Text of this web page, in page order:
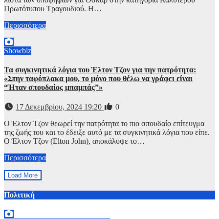
Πρωτότυπου Τραγουδιού. Η…
Περισσότερα
Showbiz
Τα συγκινητικά λόγια του Έλτον Τζον για την πατρότητα:
«Στην ταφόπλακα μου, το μόνο που θέλω να γράφει είναι
“Ήταν σπουδαίος μπαμπάς”»
17 Δεκεμβρίου, 2024 19:20
0
Ο Έλτον Τζον θεωρεί την πατρότητα το πιο σπουδαίο επίτευγμα
της ζωής του και το έδειξε αυτό με τα συγκινητικά λόγια που είπε.
Ο Έλτον Τζον (Elton John), αποκάλυψε το…
Περισσότερα
Load More
Πολιτική